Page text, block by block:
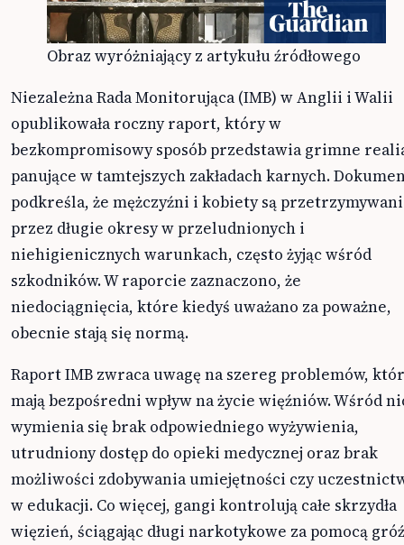
Obraz wyróżniający z artykułu źródłowego
Niezależna Rada Monitorująca (IMB) w Anglii i Walii
opublikowała roczny raport, który w
bezkompromisowy sposób przedstawia grimne
panujące w tamtejszych zakładach karnych.
podkreśla, że mężczyźni i kobiety są przetrzymywani
przez długie okresy w przeludnionych i
niehigienicznych warunkach, często żyjąc wśród
szkodników. W raporcie zaznaczono, że
niedociągnięcia, które kiedyś uważano za poważne,
obecnie stają się normą.
Raport IMB zwraca uwagę na szereg problemów,
mają bezpośredni wpływ na życie więźniów. Wśród
wymienia się brak odpowiedniego wyżywienia,
utrudniony dostęp do opieki medycznej oraz brak
możliwości zdobywania umiejętności czy
w edukacji. Co więcej, gangi kontrolują całe skrzydła
więzień, ściągając długi narkotykowe za pomocą